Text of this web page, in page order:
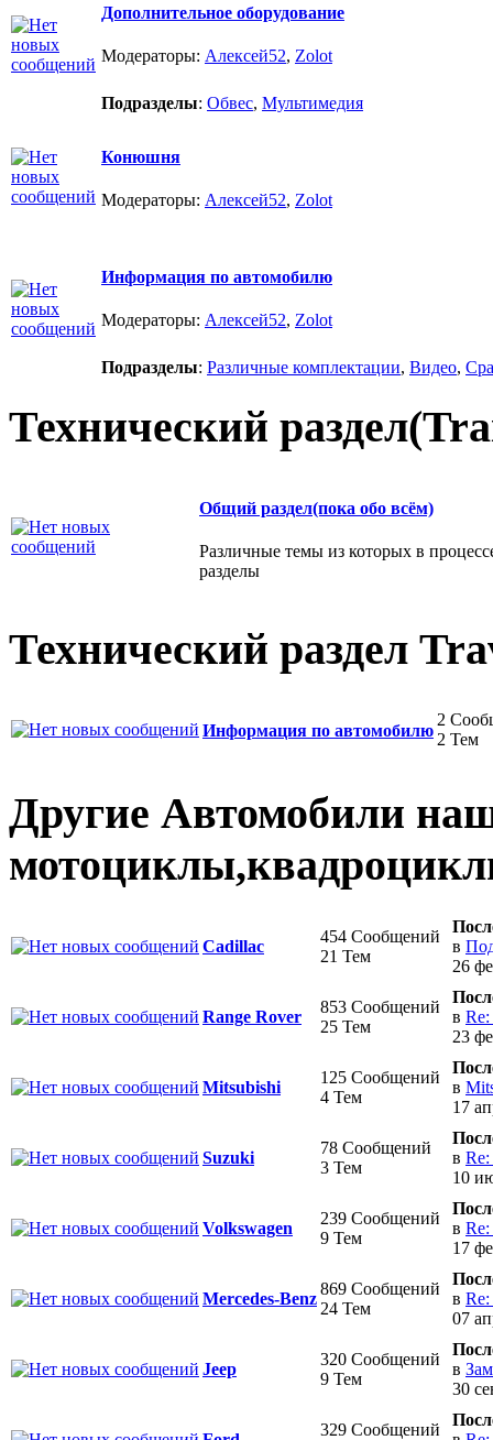
Дополнительное оборудование
Модераторы: Алексей52, Zolot
Подразделы: Обвес, Мультимедия
Конюшня
Модераторы: Алексей52, Zolot
Информация по автомобилю
Модераторы: Алексей52, Zolot
Подразделы: Различные комплектации, Видео,
Технический
Общий раздел(пока обо всём)
Различные темы из которых в
разделы
Технический раздел
Информация по автомобилю
2
2 Тем
Другие Автомобили
Cadillac
454 Сообщений
21 Тем
в
26
Range Rover
853 Сообщений
25 Тем
в
23
Mitsubishi
125 Сообщений
4 Тем
в
17
Suzuki
78 Сообщений
3 Тем
в
10
Volkswagen
239 Сообщений
9 Тем
в
17
Mercedes-Benz
869 Сообщений
24 Тем
в
07
Jeep
320 Сообщений
9 Тем
в
30
329 Сообщений